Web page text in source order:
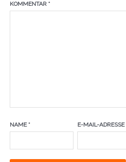
KOMMENTAR *
NAME* E-MAIL-ADRESSE